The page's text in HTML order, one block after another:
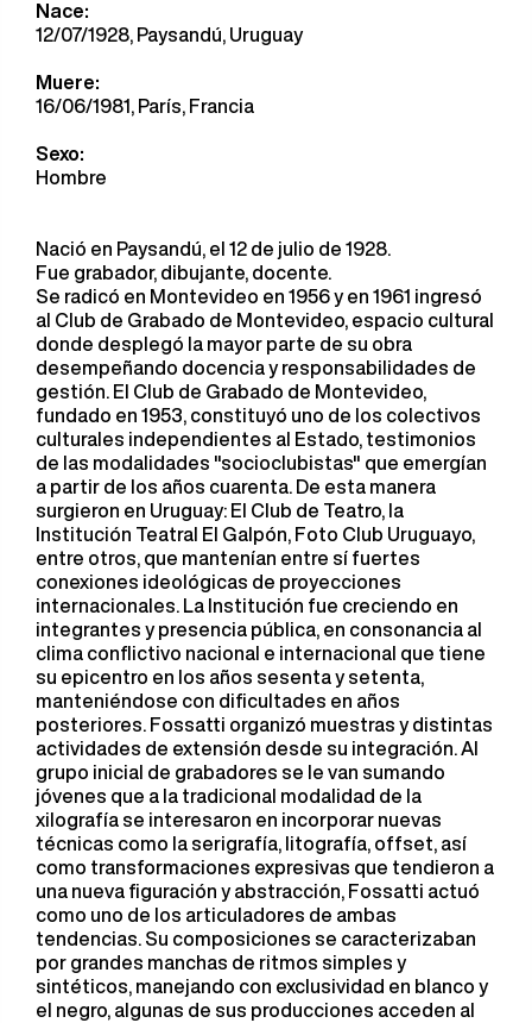
Nace:
12/07/1928, Paysandú, Uruguay
Muere:
16/06/1981, París, Francia
Sexo:
Hombre
Nació en Paysandú, el 12 de julio de 1928.
Fue grabador, dibujante, docente.
Se radicó en Montevideo en 1956 y en 1961 ingresó
al Club de Grabado de Montevideo, espacio cultural
donde desplegó la mayor parte de su obra
desempeñando docencia y responsabilidades de
gestión. El Club de Grabado de Montevideo,
fundado en 1953, constituyó uno de los colectivos
culturales independientes al Estado, testimonios
de las modalidades "socioclubistas" que emergían
a partir de los años cuarenta. De esta manera
surgieron en Uruguay: El Club de Teatro, la
Institución Teatral El Galpón, Foto Club Uruguayo,
entre otros, que mantenían entre sí fuertes
conexiones ideológicas de proyecciones
internacionales. La Institución fue creciendo en
integrantes y presencia pública, en consonancia al
clima conflictivo nacional e internacional que tiene
su epicentro en los años sesenta y setenta,
manteniéndose con dificultades en años
posteriores. Fossatti organizó muestras y distintas
actividades de extensión desde su integración. Al
grupo inicial de grabadores se le van sumando
jóvenes que a la tradicional modalidad de la
xilografía se interesaron en incorporar nuevas
técnicas como la serigrafía, litografía, offset, así
como transformaciones expresivas que tendieron a
una nueva figuración y abstracción, Fossatti actuó
como uno de los articuladores de ambas
tendencias. Su composiciones se caracterizaban
por grandes manchas de ritmos simples y
sintéticos, manejando con exclusividad en blanco y
el negro, algunas de sus producciones acceden al